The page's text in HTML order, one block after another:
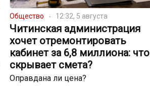
Общество 12:32, 5 августа
Читинская администрация
хочет отремонтировать
кабинет за 6,8 миллиона: что
скрывает смета?
Оправдана ли цена?